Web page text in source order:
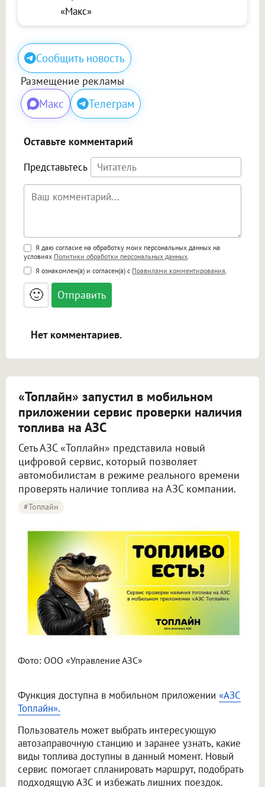
«Макс»
Сообщить новость
Размещение рекламы
Макс Телеграм
Оставьте комментарий
Представьтесь
Поддержка HTML
<b>, <strong>, <u>, <i>, <em>, <s>, <big>,
<small>, <sup>, <sub>, <pre>, <ul>, <ol>, <li>,
<blockquote>, <code> экранирует HTML,
адреса URL автоматически становятся
ссылками, и [img]адрес[/img] будет
Я даю согласие на обработку моих персональных данных на
условиях Политики обработки персональных данных
Я ознакомлен(а) и согласен(а) с Правилами комментирования
🙂
Нет комментариев.
«Топлайн» запустил в мобильном
приложении сервис проверки наличия
топлива на АЗС
Сеть АЗС «Топлайн» представила новый
цифровой сервис, который позволяет
автомобилистам в режиме реального времени
проверять наличие топлива на АЗС компании.
#Топлайн
Фото: ООО «Управление АЗС»
Функция доступна в мобильном приложении «АЗС
Топлайн».
Пользователь может выбрать интересующую
автозаправочную станцию и заранее узнать, какие
виды топлива доступны в данный момент. Новый
сервис помогает спланировать маршрут, подобрать
подходящую АЗС и избежать лишних поездок.